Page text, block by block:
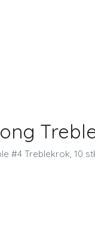
#4 Treblekrok, 10